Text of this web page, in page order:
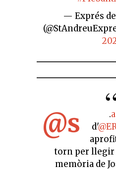
— Exprés
.
@s
d'
torn per llegir
memòria de